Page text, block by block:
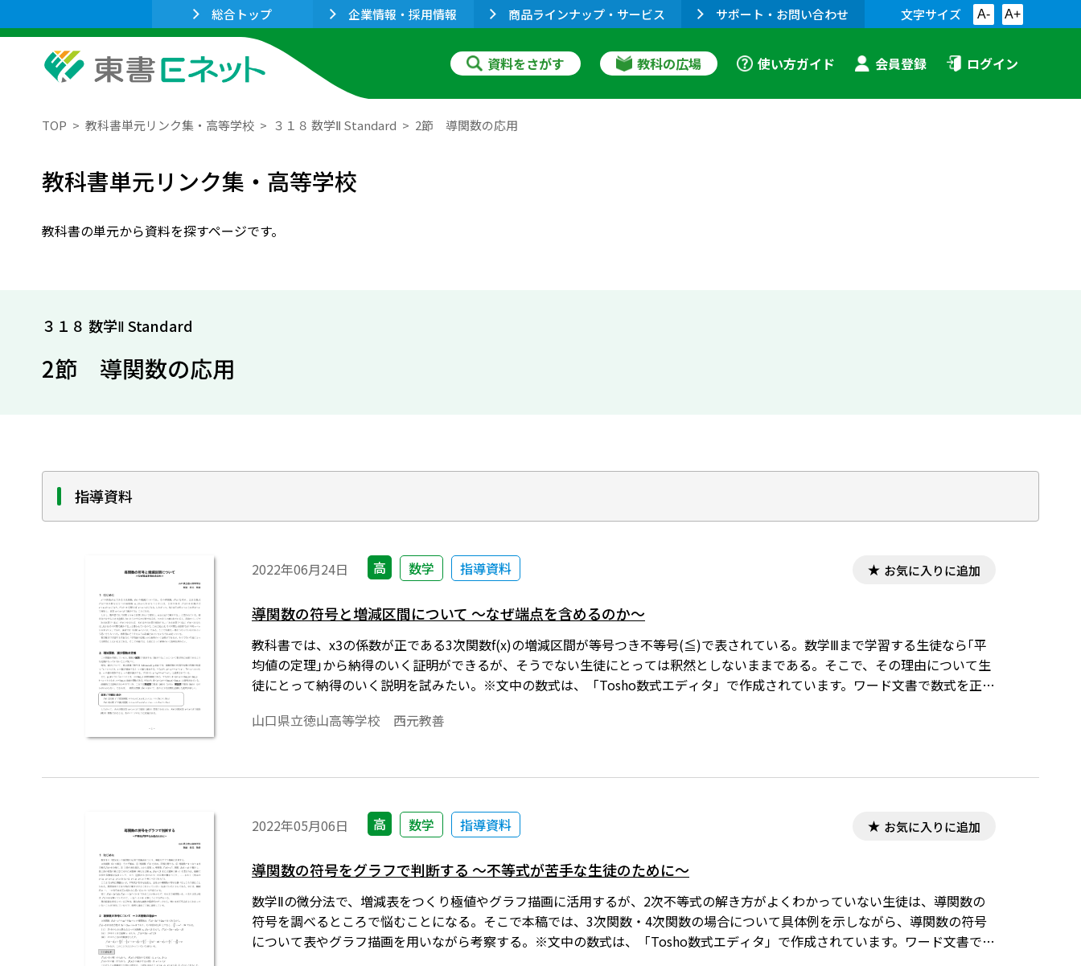
総合トップ 企業情報・採用情報 商品ラインナップ・サービス サポート・お問い合わせ 文字サイズ A- A+
資料をさがす 教科の広場 使い方ガイド 会員登録 ログイン
TOP 教科書単元リンク集・高等学校 ３１８ 数学Ⅱ Standard 2節 導関数の応用
教科書単元リンク集・高等学校
教科書の単元から資料を探すページです。
３１８ 数学Ⅱ Standard
2節 導関数の応用
指導資料
2022年06月24日 高 数学 指導資料 お気に入りに追加
導関数の符号と増減区間について ～なぜ端点を含めるのか～
教科書では、x3の係数が正である3次関数f(x)の増減区間が等号つき不等号(≦)で表されている。数学Ⅲまで学習する生徒なら｢平
均値の定理｣から納得のいく証明ができるが、そうでない生徒にとっては釈然としないままである。そこで、その理由について生
徒にとって納得のいく説明を試みたい。※文中の数式は、「Tosho数式エディタ」で作成されています。ワード文書で数式を正し
山口県立徳山高等学校 西元教善
2022年05月06日 高 数学 指導資料 お気に入りに追加
導関数の符号をグラフで判断する ～不等式が苦手な生徒のために～
数学Ⅱの微分法で、増減表をつくり極値やグラフ描画に活用するが、2次不等式の解き方がよくわかっていない生徒は、導関数の
符号を調べるところで悩むことになる。そこで本稿では、3次関数・4次関数の場合について具体例を示しながら、導関数の符号
について表やグラフ描画を用いながら考察する。※文中の数式は、「Tosho数式エディタ」で作成されています。ワード文書で数